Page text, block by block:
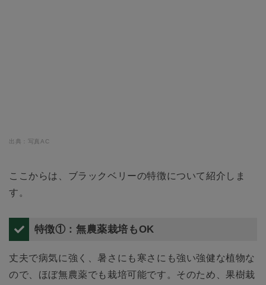
出典：写真AC
ここからは、ブラックベリーの特徴について紹介しま
す。
特徴①：無農薬栽培もOK
丈夫で病気に強く、暑さにも寒さにも強い強健な植物な
ので、ほぼ無農薬でも栽培可能です。そのため、果樹栽